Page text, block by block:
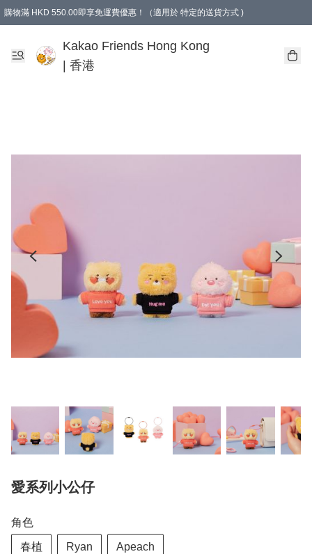
購物滿 HKD 550.00即享免運費優惠！（適用於 特定的送貨方式 )
Kakao Friends Hong Kong
| 香港
愛系列小公仔
角色
春植 Ryan Apeach